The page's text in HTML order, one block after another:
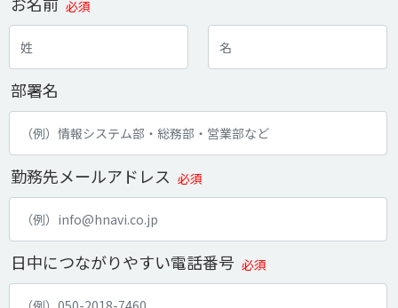
必須
部署名
勤務先メールアドレス 必須
日中につながりやすい電話番号 必須